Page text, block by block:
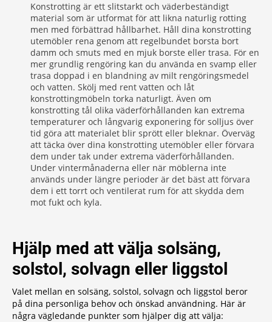
Konstrotting är ett slitstarkt och väderbeständigt
material som är utformat för att likna naturlig rotting
men med förbättrad hållbarhet. Håll dina konstrotting
utemöbler rena genom att regelbundet borsta bort
damm och smuts med en mjuk borste eller trasa. För en
mer grundlig rengöring kan du använda en svamp eller
trasa doppad i en blandning av milt rengöringsmedel
och vatten. Skölj med rent vatten och låt
konstrottingmöbeln torka naturligt. Även om
konstrotting tål olika väderförhållanden kan extrema
temperaturer och långvarig exponering för solljus över
tid göra att materialet blir sprött eller bleknar. Överväg
att täcka över dina konstrotting utemöbler eller förvara
dem under tak under extrema väderförhållanden.
Under vintermånaderna eller när möblerna inte
används under längre perioder är det bäst att förvara
dem i ett torrt och ventilerat rum för att skydda dem
mot fukt och kyla.
Hjälp med att välja solsäng,
solstol, solvagn eller liggstol
Valet mellan en solsäng, solstol, solvagn och liggstol beror
på dina personliga behov och önskad användning. Här är
några vägledande punkter som hjälper dig att välja: